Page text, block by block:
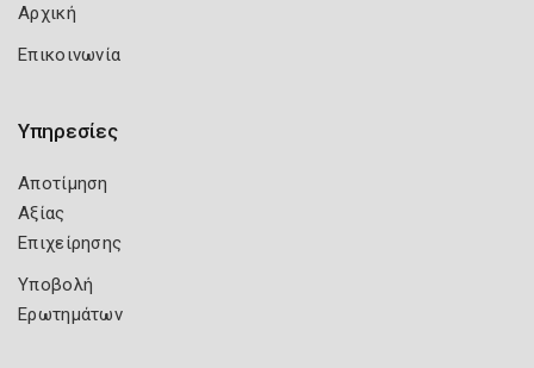
Αρχική
Επικοινωνία
Υπηρεσίες
Αποτίμηση
Αξίας
Επιχείρησης
Υποβολή
Ερωτημάτων